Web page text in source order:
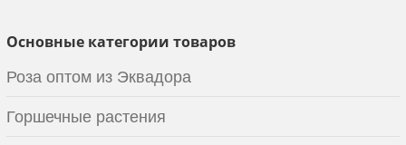
Основные категории товаров
Роза оптом из Эквадора
Горшечные растения